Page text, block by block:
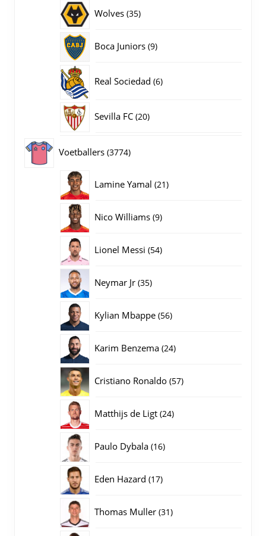
Wolves 3535
Boca Juniors 99
Real Sociedad 66
Sevilla FC 2020
Voetballers 37743774
Lamine Yamal 2121
Nico Williams 99
Lionel Messi 5454
Neymar Jr 3535
Kylian Mbappe 5656
Karim Benzema 2424
Cristiano Ronaldo 5757
Matthijs de Ligt 2424
Paulo Dybala 1616
Eden Hazard 1717
Thomas Muller 3131